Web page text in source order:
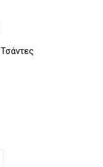
Τσάντες